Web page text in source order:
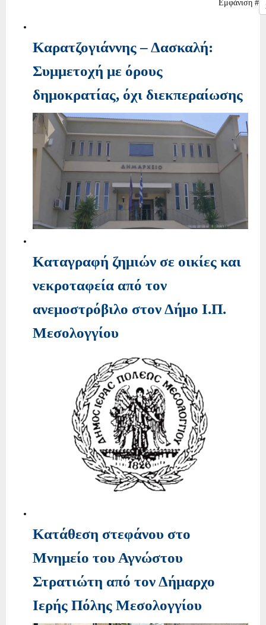
Εμφάνιση #
Καρατζογιάννης – Δασκαλή:
Συμμετοχή με όρους
δημοκρατίας, όχι διεκπεραίωσης
Καταγραφή ζημιών σε οικίες και
νεκροταφεία από τον
ανεμοστρόβιλο στον Δήμο Ι.Π.
Μεσολογγίου
Κατάθεση στεφάνου στο
Μνημείο του Αγνώστου
Στρατιώτη από τον Δήμαρχο
Ιερής Πόλης Μεσολογγίου